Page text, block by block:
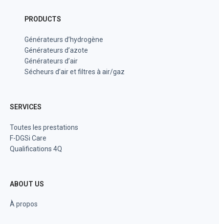
PRODUCTS
Générateurs d’hydrogène
Générateurs d’azote
Générateurs d’air
Sécheurs d’air et filtres à air/gaz
SERVICES
Toutes les prestations
F-DGSi Care
Qualifications 4Q
ABOUT US
À propos